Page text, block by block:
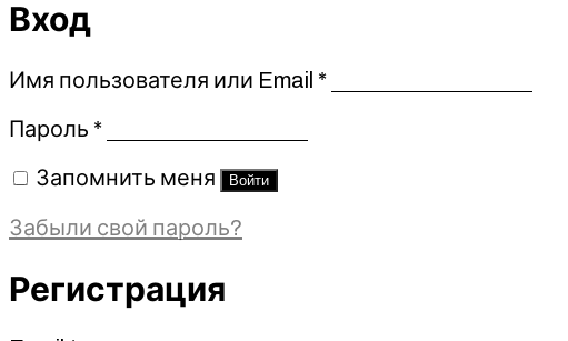
Вход
Имя пользователя или Email *Обязательно
Пароль *Обязательно
Запомнить меня Войти
Забыли свой пароль?
Регистрация